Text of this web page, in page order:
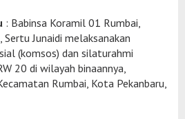
: Babinsa Koramil 01 Rumbai,
Junaidi melaksanakan
(komsos) dan silaturahmi
20 di wilayah binaannya,
Rumbai, Kota Pekanbaru,